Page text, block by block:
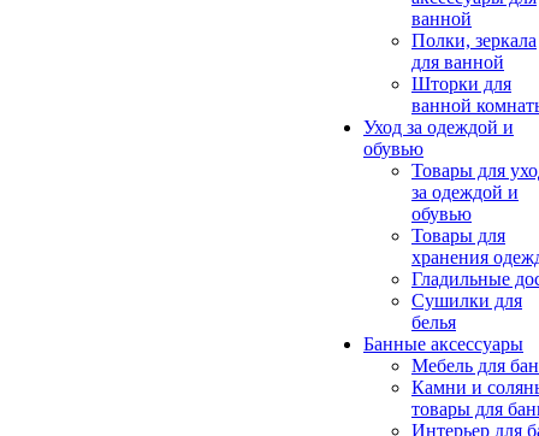
ванной
Полки, зеркала
для ванной
Шторки для
ванной
Уход за одеждой и
обувью
Товары для
за одеждой и
обувью
Товары для
хранения
Гладильные
Сушилки для
белья
Банные аксессуары
Мебель для
Камни и
товары для
Интерьер для